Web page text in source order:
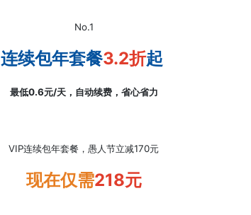
No.1
连续包年套餐3.2折起
最低0.6元/天，自动续费，省心省力
VIP连续包年套餐，愚人节立减170元
现在仅需218元